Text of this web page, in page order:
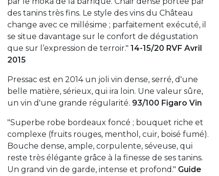
des tanins très fins. Le style des vins du Château
change avec ce millésime ; parfaitement exécuté, il
se situe davantage sur le confort de dégustation
que sur l’expression de terroir." 14-15/20 RVF Avril
2015
Pressac est en 2014 un joli vin dense, serré, d'une
belle matière, sérieux, qui ira loin. Une valeur sûre,
un vin d'une grande régularité. 93/100 Figaro Vin
"Superbe robe bordeaux foncé ; bouquet riche et
complexe (fruits rouges, menthol, cuir, boisé fumé).
Bouche dense, ample, corpulente, séveuse, qui
reste très élégante grâce à la finesse de ses tanins.
Un grand vin de garde, intense et profond." Guide